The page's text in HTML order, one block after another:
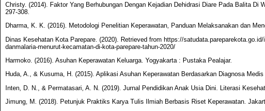
Christy. (2014). Faktor Yang Berhubungan Dengan Kejadian Dehidrasi Diare Pada Balita Di
297-308.
Dharma, K. K. (2016). Metodologi Penelitian Keperawatan, Panduan Melaksanakan dan
Dinas Kesehatan Kota Parepare. (2020). Retrieved from https://
danmalaria-menurut-kecamatan-di-kota-parepare-tahun-2020/
Harmoko. (2016). Asuhan Keperawatan Keluarga. Yogyakarta : Pustaka Pealajar.
Huda, A., & Kusuma, H. (2015). Aplikasi Asuhan Keperawatan Berdasarkan Diagnosa
Inten, D. N., & Permatasari, A. N. (2019). Jurnal Pendidikan Anak Usia Dini. Literasi
Jimung, M. (2018). Petunjuk Praktiks Karya Tulis Ilmiah Berbasis Riset Keperawatan.